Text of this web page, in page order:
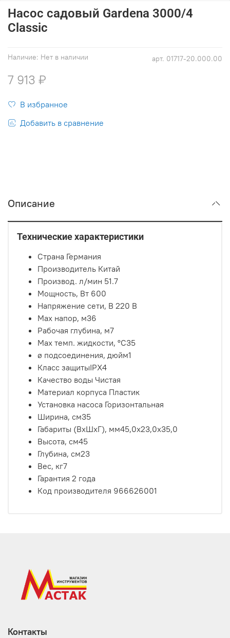
арт. 01717-20.000.00
Наличие: Нет в наличии
Насос садовый Gardena 3000/4
Classic
7 913 ₽
В избранное
Добавить в сравнение
Описание
Технические характеристики
Страна Германия
Производитель Китай
Производ. л/мин 51.7
Мощность, Вт 600
Напряжение сети, В 220 В
Max напор, м36
Рабочая глубина, м7
Max темп. жидкости, °С35
ø подсоединения, дюйм1
Класс защитыIPX4
Качество воды Чистая
Материал корпуса Пластик
Установка насоса Горизонтальная
Ширина, см35
Габариты (ВхШхГ), мм45,0х23,0х35,0
Высота, см45
Глубина, см23
Вес, кг7
Гарантия 2 года
Код производителя 966626001
Контакты